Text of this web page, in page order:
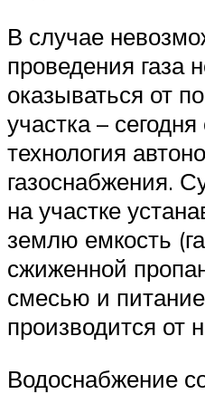
В случае
проведения газа
оказываться от
участка –
технология
газоснабжения.
на участке
землю емкость
сжиженной
смесью и
производится от
Водоснабжение